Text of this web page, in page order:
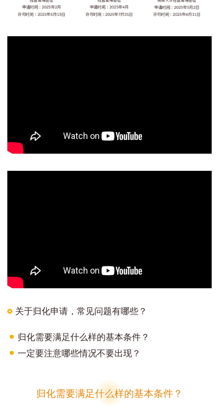
关于归化申请，常见问题有哪些？
归化需要满足什么样的基本条件？
一定要注意哪些情况不要出现？
归化需要满足什么样的基本条件？